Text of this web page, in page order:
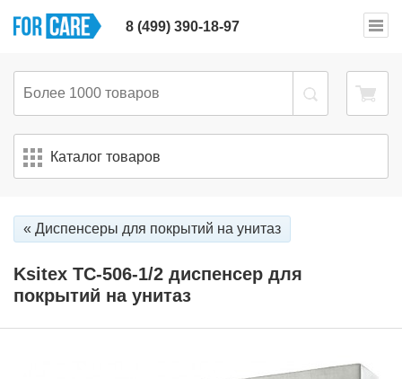
8 (499) 390-18-97
Каталог товаров
« Диспенсеры для покрытий на унитаз
Ksitex TC-506-1/2 диспенсер для
покрытий на унитаз